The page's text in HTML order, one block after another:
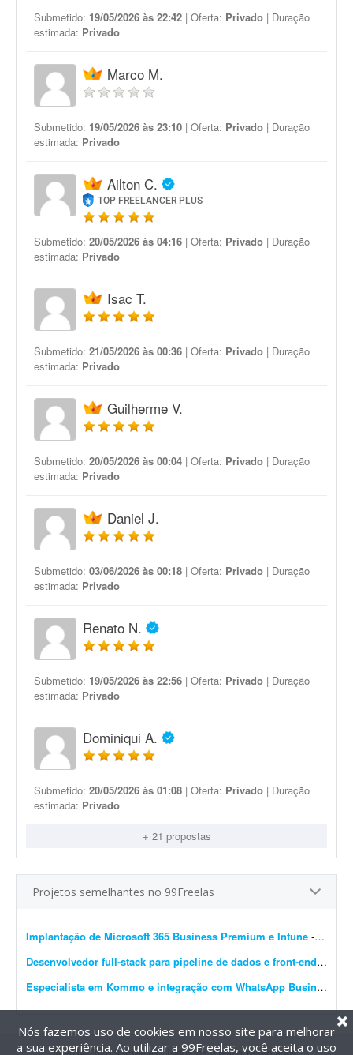
Submetido: 19/05/2026 às 22:42 | Oferta: Privado | Duração
estimada: Privado
Marco M.
Submetido: 19/05/2026 às 23:10 | Oferta: Privado | Duração
estimada: Privado
Ailton C.
TOP FREELANCER PLUS
Submetido: 20/05/2026 às 04:16 | Oferta: Privado | Duração
estimada: Privado
Isac T.
Submetido: 21/05/2026 às 00:36 | Oferta: Privado | Duração
estimada: Privado
Guilherme V.
Submetido: 20/05/2026 às 00:04 | Oferta: Privado | Duração
estimada: Privado
Daniel J.
Submetido: 03/06/2026 às 00:18 | Oferta: Privado | Duração
estimada: Privado
Renato N.
Submetido: 19/05/2026 às 22:56 | Oferta: Privado | Duração
estimada: Privado
Dominiqui A.
Submetido: 20/05/2026 às 01:08 | Oferta: Privado | Duração
estimada: Privado
+ 21 propostas
Projetos semelhantes no 99Freelas
Implantação de Microsoft 365 Business Premium e Intune - A Élan Consulting é uma consultoria de gestão empresarial em São Paulo, atualmente com cerca de 18 profissionais. Estamos profissionalizando nossa infraestrutura de TI ...
Desenvolvedor full-stack para pipeline de dados e front-end em GCP
Especialista em Kommo e integração com WhatsApp Business
Nós fazemos uso de cookies em nosso site para melhorar
a sua experiência. Ao utilizar a 99Freelas, você aceita o uso